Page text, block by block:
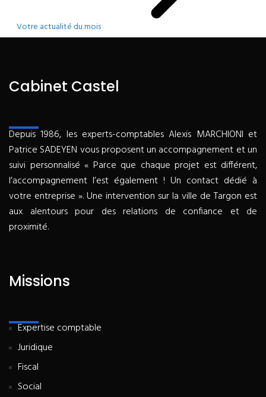
Votre actualité du mois
Cabinet Castel
Depuis 1986, les experts-comptables Alexis MARCHIONI et
Patrice SADEYEN vous proposent un accompagnement et un
suivi personnalisé « Parce que chaque projet est différent,
l’accompagnement l’est également ! Un contact dédié à
votre entreprise ». Une intervention sur la ville de Targon est
aux alentours pour des relations de confiance et de
proximité.
Missions
Expertise comptable
Juridique
Fiscal
Social